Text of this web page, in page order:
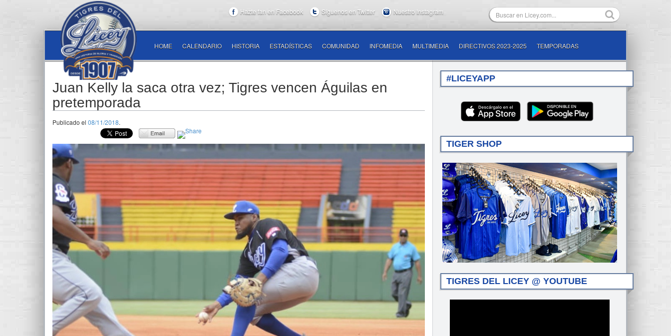
Hazte fan en Facebook Síguenos en Twitter Nuestro Instagram
HOME CALENDARIO HISTORIA ESTADÍSTICAS COMUNIDAD INFOMEDIA MULTIMEDIA DIRECTIVOS 2023-2025 TEMPORADAS
Juan Kelly la saca otra vez; Tigres vencen Águilas en
pretemporada
Publicado el 08/11/2018.
#LICEYAPP
TIGER SHOP
TIGRES DEL LICEY @ YOUTUBE